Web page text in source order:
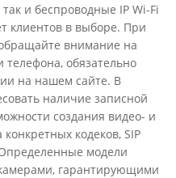
и беспроводные IP Wi-Fi
клиентов в выборе. При
внимание на
телефона, обязательно
на нашем сайте. В
наличие записной
создания видео- и
кодеков, SIP
модели
гарантирующими